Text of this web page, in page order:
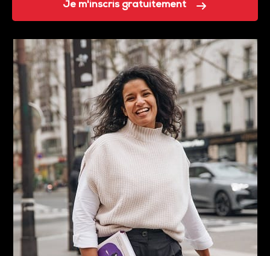
Je m'inscris gratuitement